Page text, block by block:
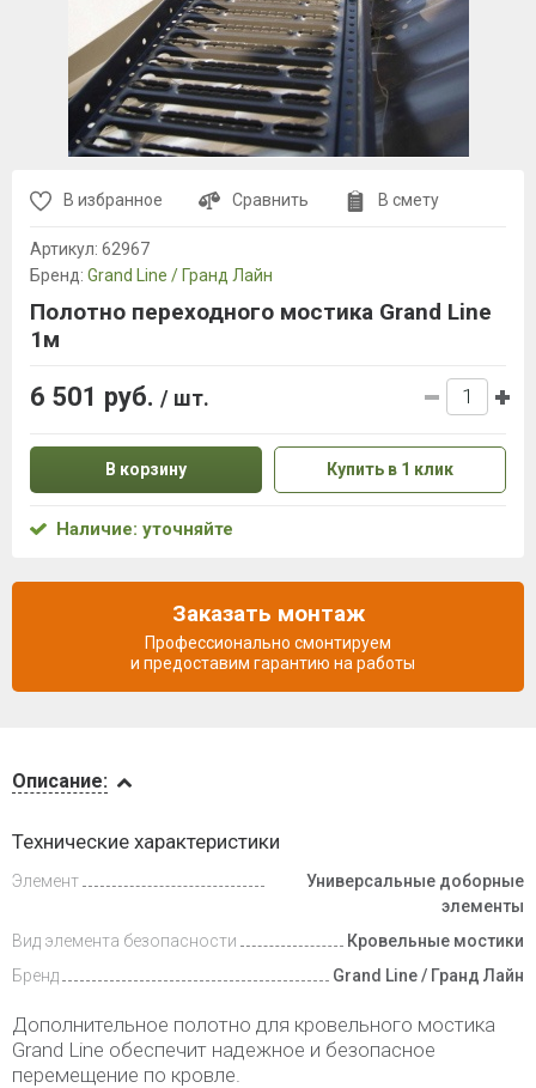
и оплата
Описание:
Технические характеристики
Элемент
Универсальные доборные
элементы
Вид элемента безопасности
Кровельные мостики
Бренд
Grand Line / Гранд Лайн
Дополнительное полотно для кровельного мостика
Grand Line обеспечит надежное и безопасное
перемещение по кровле.
В избранное Сравнить В смету
Артикул: 62967
Бренд: Grand Line / Гранд Лайн
Полотно переходного мостика Grand Line
1м
6 501 руб. / шт.
В корзину Купить в 1 клик
Наличие: уточняйте
Заказать монтаж
Профессионально смонтируем
и предоставим гарантию на работы